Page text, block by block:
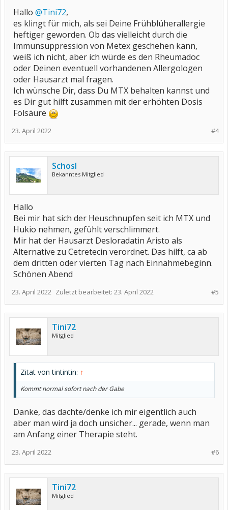
Hallo @Tini72,
es klingt für mich, als sei Deine Frühblüherallergie
heftiger geworden. Ob das vielleicht durch die
Immunsuppression von Metex geschehen kann,
weiß ich nicht, aber ich würde es den Rheumadoc
oder Deinen eventuell vorhandenen Allergologen
oder Hausarzt mal fragen.
Ich wünsche Dir, dass Du MTX behalten kannst und
es Dir gut hilft zusammen mit der erhöhten Dosis
Folsäure
#4
23. April 2022
Schosl
Bekanntes Mitglied
Hallo
Bei mir hat sich der Heuschnupfen seit ich MTX und
Hukio nehmen, gefühlt verschlimmert.
Mir hat der Hausarzt Desloradatin Aristo als
Alternative zu Cetretecin verordnet. Das hilft, ca ab
dem dritten oder vierten Tag nach Einnahmebeginn.
Schönen Abend
#5
23. April 2022 Zuletzt bearbeitet: 23. April 2022
Tini72
Mitglied
Zitat von tintintin: ↑
Kommt normal sofort nach der Gabe
Danke, das dachte/denke ich mir eigentlich auch
aber man wird ja doch unsicher... gerade, wenn man
am Anfang einer Therapie steht.
#6
23. April 2022
Tini72
Mitglied